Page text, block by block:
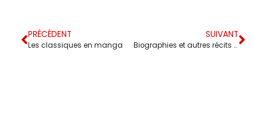
PRÉCÉDENT
Les classiques en manga
SUIVANT
Biographies et autres récits de vie